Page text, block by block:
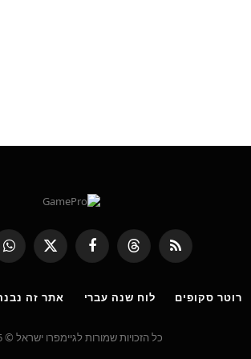
RSS
Threads פייסבוק
X
(טוויטר)
רוטר סקופים לוח שנה עברי אתר זה
כל הזכויות שמורות לגיימפרו ישראל © 2025